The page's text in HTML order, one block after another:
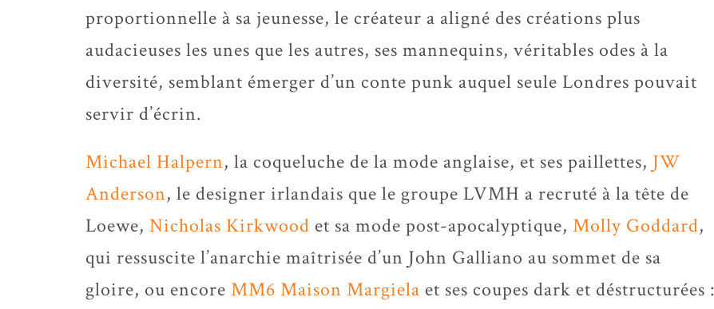
proportionnelle à sa jeunesse, le créateur a aligné des créations plus
audacieuses les unes que les autres, ses mannequins, véritables odes à la
diversité, semblant émerger d’un conte punk auquel seule Londres pouvait
servir d’écrin.
Michael Halpern, la coqueluche de la mode anglaise, et ses paillettes, JW
Anderson, le designer irlandais que le groupe LVMH a recruté à la tête de
Loewe, Nicholas Kirkwood et sa mode post-apocalyptique, Molly Goddard,
qui ressuscite l’anarchie maîtrisée d’un John Galliano au sommet de sa
gloire, ou encore MM6 Maison Margiela et ses coupes dark et déstructurées :